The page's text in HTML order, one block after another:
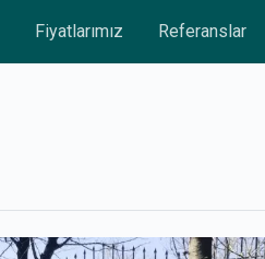
Fiyatlarımız Referanslar